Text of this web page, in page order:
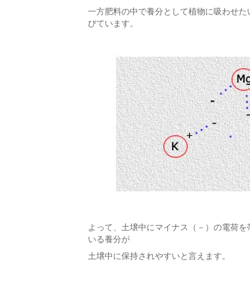
一方肥料の中で養分として植物に吸わせ
びています。
よって、土壌中にマイナス（－）の電荷
いる養分が
土壌中に保持されやすいと言えます。